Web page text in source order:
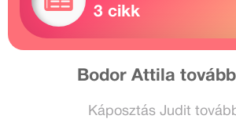
3 cikk
Bodor Attila
Káposztás Judit